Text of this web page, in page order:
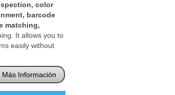
color
barcode
matching,
It allows you to
easily without
Más Información